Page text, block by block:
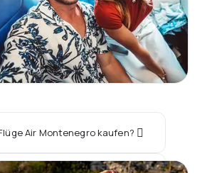
Air Montenegro kaufen?